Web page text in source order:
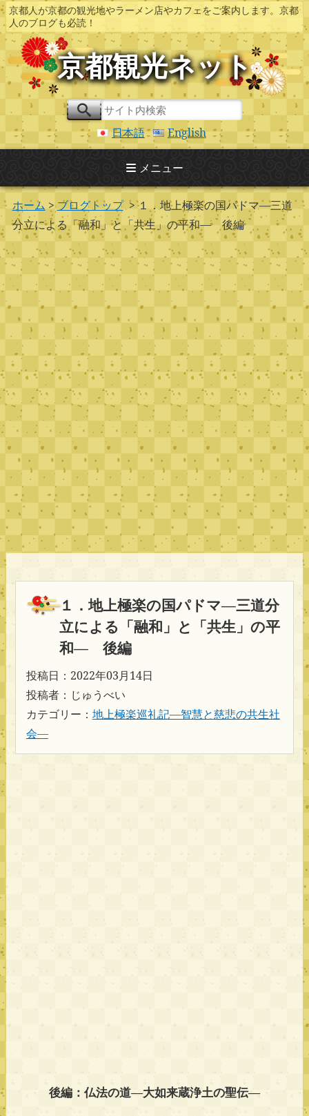
京都人が京都の観光地やラーメン店やカフェをご案内します。京都
人のブログも必読！
京都観光ネット
日本語 English
メニュー
ホーム >ブログトップ> １．地上極楽の国パドマ―三道
分立による「融和」と「共生」の平和― 後編
１．地上極楽の国パドマ―三道分
立による「融和」と「共生」の平
和― 後編
投稿日：2022年03月14日
投稿者：じゅうべい
カテゴリー： 地上極楽巡礼記―智慧と慈悲の共生社
会―
後編：仏法の道―大如来蔵浄土の聖伝―